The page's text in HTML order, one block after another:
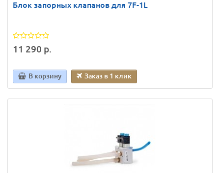
Блок запорных клапанов для 7F-1L
11 290 р.
В корзину Заказ в 1 клик